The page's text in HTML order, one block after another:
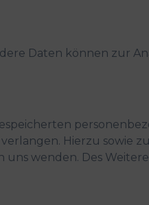
Daten können zur
Hierzu sowie
wenden. Des